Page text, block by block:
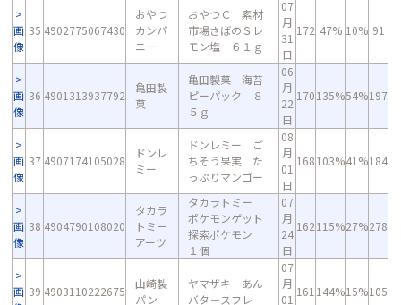
画
像
35 4902775067430
おやつ
カンパ
ニー
おやつＣ 素材
市場さばのＳレ
モン塩 ６１ｇ
07
月
31
日
172 47% 10% 91
画
像
36 4901313937792
亀田製
菓
亀田製菓 海苔
ピーパック ８
５ｇ
06
月
22
日
170135%54%197
画
像
37 4907174105028
ドンレ
ミー
ドンレミー ご
ちそう果実 た
っぷりマンゴー
08
月
01
日
168103%41%184
画
像
38 4904790108020
タカラ
トミー
アーツ
タカラトミー
ポケモンゲット
探索ポケモン
１個
07
月
24
日
162115%27%278
画 39 4903110222675
山崎製
パン
ヤマザキ あん
バタ－スフレ
07
月
01
161 144%15%105